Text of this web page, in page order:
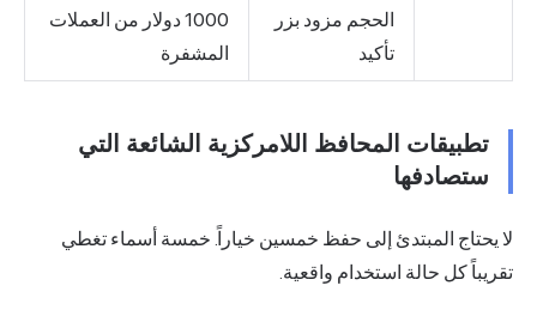
الحجم مزود بزر
تأكيد
1000 دولار من العملات
المشفرة
تطبيقات المحافظ اللامركزية الشائعة التي
ستصادفها
لا يحتاج المبتدئ إلى حفظ خمسين خياراً. خمسة أسماء تغطي
تقريباً كل حالة استخدام واقعية.